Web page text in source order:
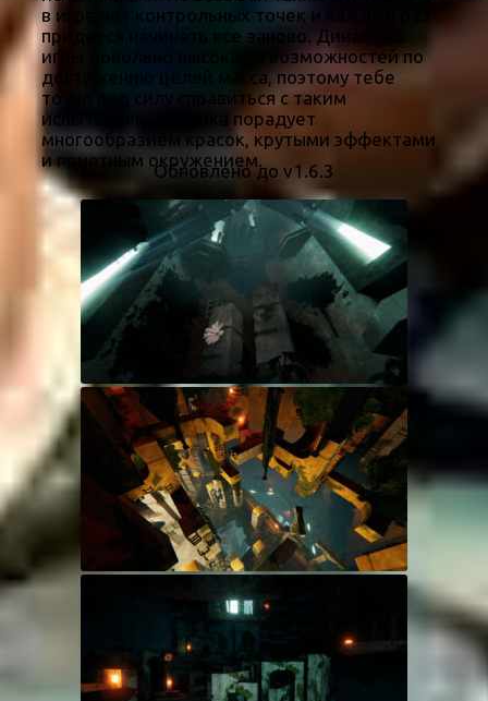
в игре нет контрольных точек и каждый раз
придется начинать все заново. Динамика
игры довольно высокая и возможностей по
достижению целей масса, поэтому тебе
точно под силу справиться с таким
испытанием. Графика порадует
многообразием красок, крутыми эффектами
и приятным окружением.
Обновлено до v1.6.3